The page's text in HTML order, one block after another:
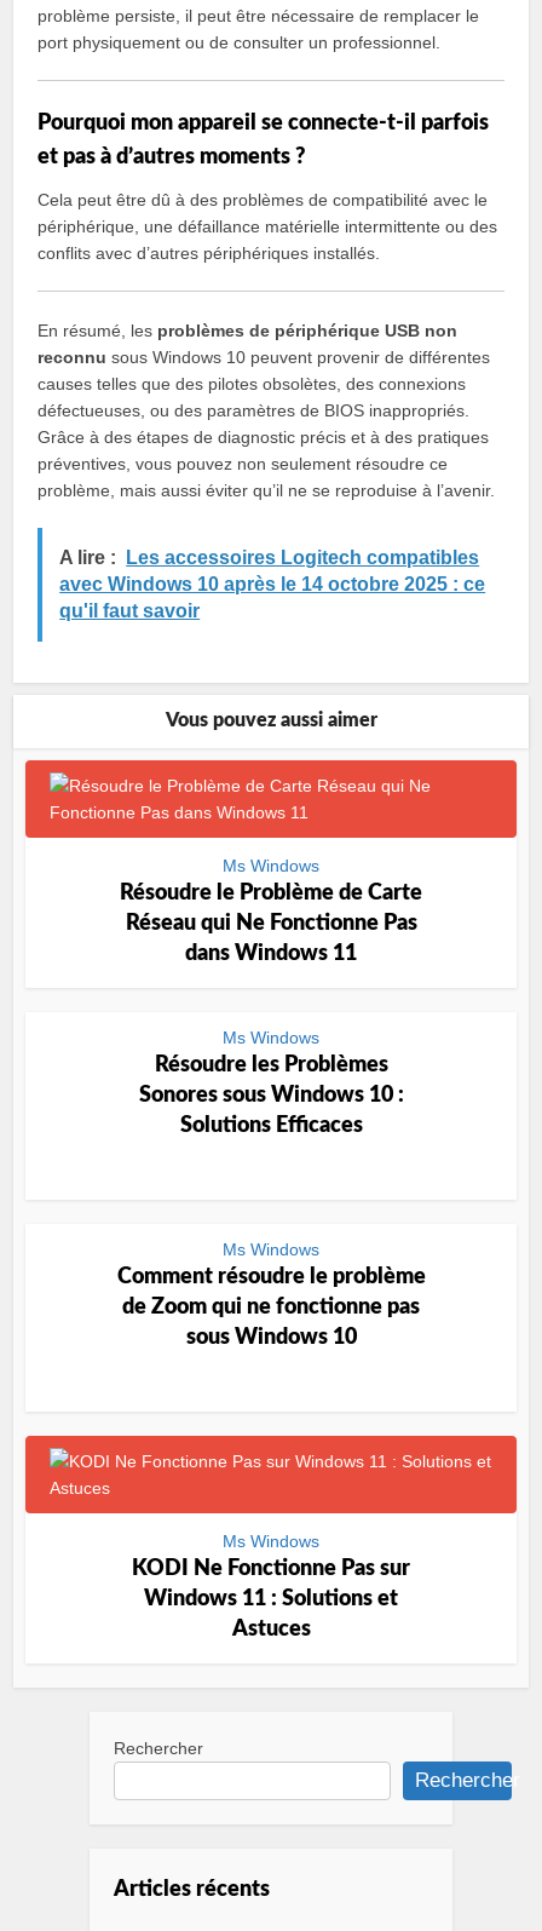
problème persiste, il peut être nécessaire de remplacer le
port physiquement ou de consulter un professionnel.
Pourquoi mon appareil se connecte-t-il parfois
et pas à d’autres moments ?
Cela peut être dû à des problèmes de compatibilité avec le
périphérique, une défaillance matérielle intermittente ou des
conflits avec d’autres périphériques installés.
En résumé, les problèmes de périphérique USB non
reconnu sous Windows 10 peuvent provenir de différentes
causes telles que des pilotes obsolètes, des connexions
défectueuses, ou des paramètres de BIOS inappropriés.
Grâce à des étapes de diagnostic précis et à des pratiques
préventives, vous pouvez non seulement résoudre ce
problème, mais aussi éviter qu’il ne se reproduise à l’avenir.
A lire :
Les accessoires Logitech compatibles
avec Windows 10 après le 14 octobre 2025 : ce
qu'il faut savoir
Vous pouvez aussi aimer
Ms Windows
Résoudre le Problème de Carte
Réseau qui Ne Fonctionne Pas
dans Windows 11
Ms Windows
Résoudre les Problèmes
Sonores sous Windows 10 :
Solutions Efficaces
Ms Windows
Comment résoudre le problème
de Zoom qui ne fonctionne pas
sous Windows 10
Ms Windows
KODI Ne Fonctionne Pas sur
Windows 11 : Solutions et
Astuces
Rechercher
Rechercher
Articles récents